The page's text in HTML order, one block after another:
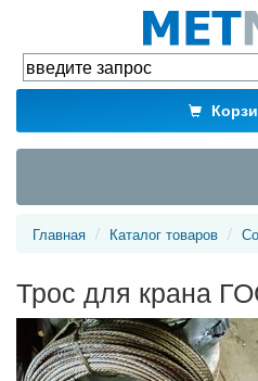
Главная Каталог товаров
Трос для крана